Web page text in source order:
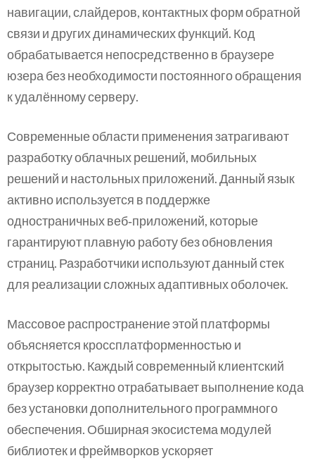
навигации, слайдеров, контактных форм обратной
связи и других динамических функций. Код
обрабатывается непосредственно в браузере
юзера без необходимости постоянного обращения
к удалённому серверу.
Современные области применения затрагивают
разработку облачных решений, мобильных
решений и настольных приложений. Данный язык
активно используется в поддержке
одностраничных веб‑приложений, которые
гарантируют плавную работу без обновления
страниц. Разработчики используют данный стек
для реализации сложных адаптивных оболочек.
Массовое распространение этой платформы
объясняется кроссплатформенностью и
открытостью. Каждый современный клиентский
браузер корректно отрабатывает выполнение кода
без установки дополнительного программного
обеспечения. Обширная экосистема модулей
библиотек и фреймворков ускоряет